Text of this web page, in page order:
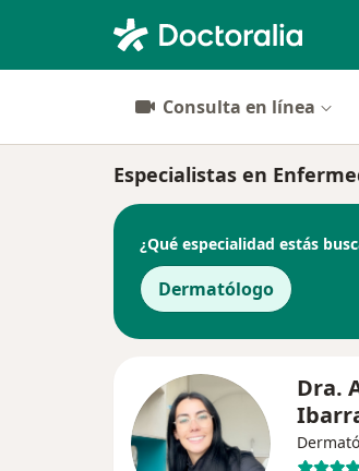
Consulta en línea
Especialistas en
¿Qué especialidad estás
Dermatólogo
Dra.